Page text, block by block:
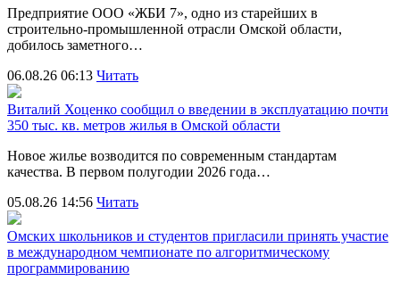
Предприятие ООО «ЖБИ 7», одно из старейших в
строительно‑промышленной отрасли Омской области,
добилось заметного…
06.08.26 06:13 Читать
Виталий Хоценко сообщил о введении в эксплуатацию почти
350 тыс. кв. метров жилья в Омской области
Новое жилье возводится по современным стандартам
качества. В первом полугодии 2026 года…
05.08.26 14:56 Читать
Омских школьников и студентов пригласили принять участие
в международном чемпионате по алгоритмическому
программированию